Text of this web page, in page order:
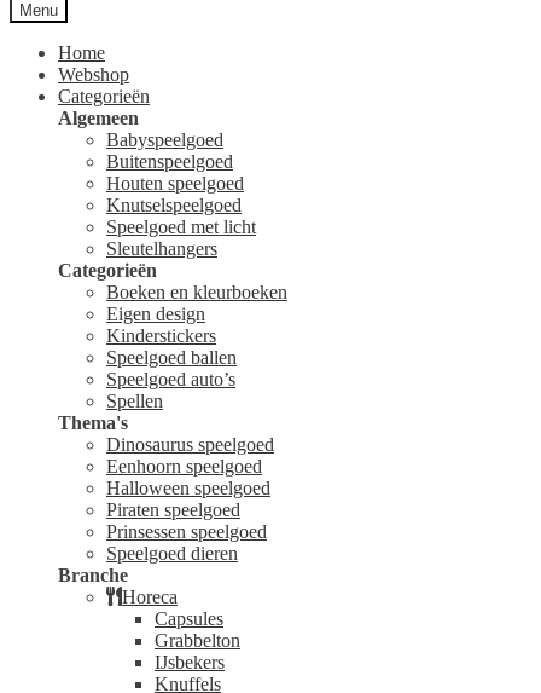
Menu
Home
Webshop
Categorieën
Algemeen
Babyspeelgoed
Buitenspeelgoed
Houten speelgoed
Knutselspeelgoed
Speelgoed met licht
Sleutelhangers
Categorieën
Boeken en kleurboeken
Eigen design
Kinderstickers
Speelgoed ballen
Speelgoed auto’s
Spellen
Thema's
Dinosaurus speelgoed
Eenhoorn speelgoed
Halloween speelgoed
Piraten speelgoed
Prinsessen speelgoed
Speelgoed dieren
Branche
Horeca
Capsules
Grabbelton
IJsbekers
Knuffels